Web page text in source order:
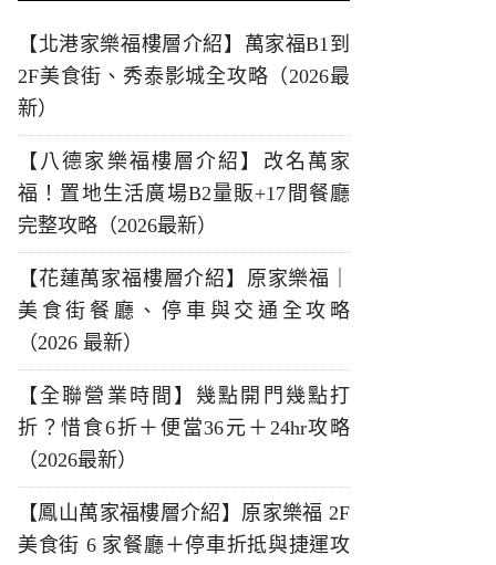
【北港家樂福樓層介紹】萬家福B1到
2F美食街、秀泰影城全攻略（2026最
新）
【八德家樂福樓層介紹】改名萬家
福！置地生活廣場B2量販+17間餐廳
完整攻略（2026最新）
【花蓮萬家福樓層介紹】原家樂福｜
美食街餐廳、停車與交通全攻略
（2026 最新）
【全聯營業時間】幾點開門幾點打
折？惜食6折＋便當36元＋24hr攻略
（2026最新）
【鳳山萬家福樓層介紹】原家樂福 2F
美食街 6 家餐廳＋停車折抵與捷運攻